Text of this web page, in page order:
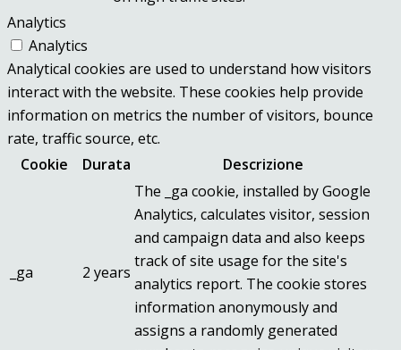
Analytics
Analytics
Analytical cookies are used to understand how visitors
interact with the website. These cookies help provide
information on metrics the number of visitors, bounce
rate, traffic source, etc.
Cookie
Durata Descrizione
_ga 2 years
The _ga cookie, installed by Google
Analytics, calculates visitor, session
and campaign data and also keeps
track of site usage for the site's
analytics report. The cookie stores
information anonymously and
assigns a randomly generated